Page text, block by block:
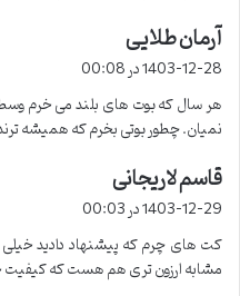
آرمان طلاییف
:
1403-12-28 در 00:08
هر سال که بوت های بلند می خرم
نمیان. چطور بوتی بخرم که همیشه
قاسم لاریجانیف
:
1403-12-29 در 00:03
کت های چرم که پیشنهاد دادید
مشابه ارزون تری هم هست که کیفیت